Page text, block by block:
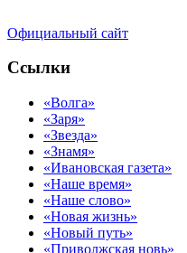
Официальный сайт
Ссылки
«Волга»
«Заря»
«Звезда»
«Знамя»
«Ивановская газета»
«Наше время»
«Наше слово»
«Новая жизнь»
«Новый путь»
«Приволжская новь»